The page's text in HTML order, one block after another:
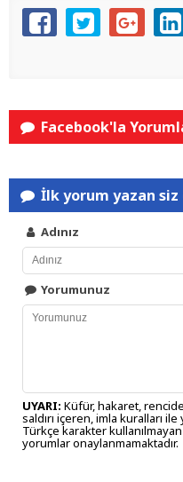
Facebook'la
İlk yorum yazan siz
Adınız
Yorumunuz
UYARI: Küfür, hakaret,
saldırı içeren, imla kuralları ile
Türkçe karakter
yorumlar onaylanmamaktadır.